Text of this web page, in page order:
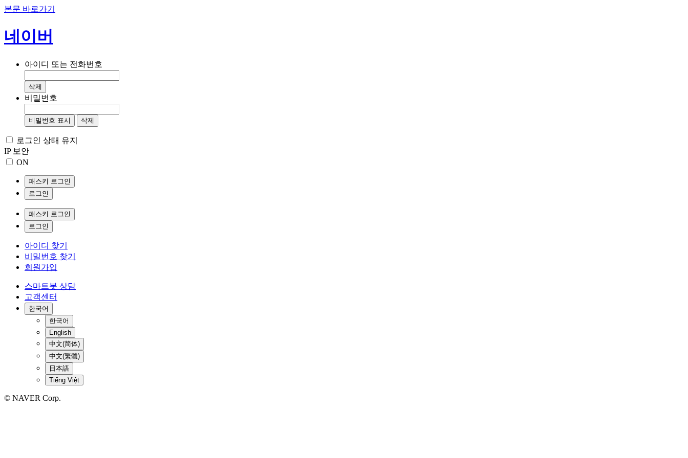
본문 바로가기
네이버
아이디 또는 전화번호
삭제
비밀번호
비밀번호 표시 삭제
로그인 상태 유지
IP 보안
ON
패스키 로그인
로그인
패스키 로그인
로그인
아이디 찾기
비밀번호 찾기
회원가입
스마트봇 상담
고객센터
한국어
한국어
English
中文(简体)
中文(繁體)
日本語
Tiếng Việt
© NAVER Corp.